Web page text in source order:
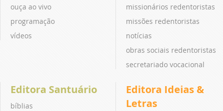
ouça ao vivo
programação
vídeos
missionários redentoristas
missões redentoristas
notícias
obras sociais redentoristas
secretariado vocacional
Editora Santuário
bíblias
Editora Ideias &
Letras